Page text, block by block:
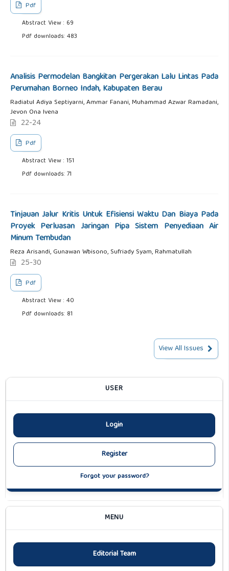
Pdf
Abstract View : 69
Pdf downloads: 483
Analisis Permodelan Bangkitan Pergerakan Lalu Lintas Pada
Perumahan Borneo Indah, Kabupaten Berau
Radiatul Adiya Septiyarni, Ammar Fanani, Muhammad Azwar Ramadani,
Jevon Ona Ivena
22-24
Pdf
Abstract View : 151
Pdf downloads: 71
Tinjauan Jalur Kritis Untuk Efisiensi Waktu Dan Biaya Pada
Proyek Perluasan Jaringan Pipa Sistem Penyediaan Air
Minum Tembudan
Reza Arisandi, Gunawan Wbisono, Sufriady Syam, Rahmatullah
25-30
Pdf
Abstract View : 40
Pdf downloads: 81
View All Issues
USER
Login
Register
Forgot your password?
MENU
Editorial Team